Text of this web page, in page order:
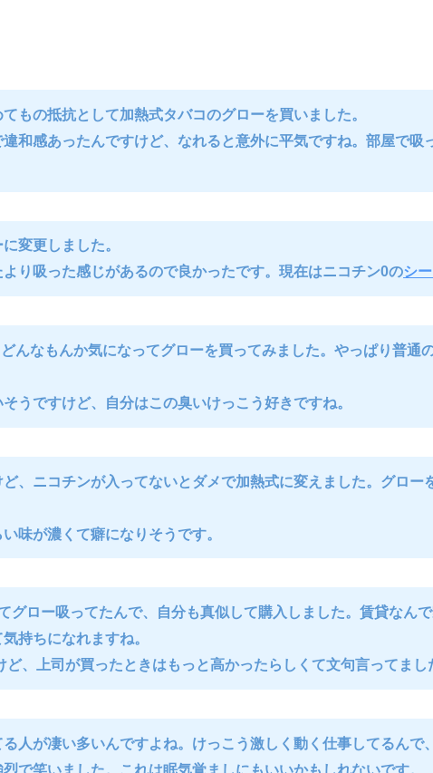
もの抵抗として加熱式タバコのグローを買いました。
和感あったんですけど、なれると意外に平気ですね。部屋で
変更しました。
り吸った感じがあるので良かったです。現在はニコチン0のシ
んなもんか気になってグローを買ってみました。やっぱり普通
うですけど、自分はこの臭いけっこう好きですね。
、ニコチンが入ってないとダメで加熱式に変えました。グロ
味が濃くて癖になりそうです。
グロー吸ってたんで、自分も真似して購入しました。賃貸なん
持ちになれますね。
、上司が買ったときはもっと高かったらしくて文句言ってまし
人が凄い多いんですよね。けっこう激しく動く仕事してるん
で笑いました。これは眠気覚ましにもいいかもしれないです。